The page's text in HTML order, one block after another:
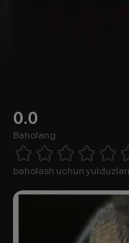
0.0
Baholang
1 Star 2 Stars 3 Stars 4 Stars5 Stars
baholash uchun